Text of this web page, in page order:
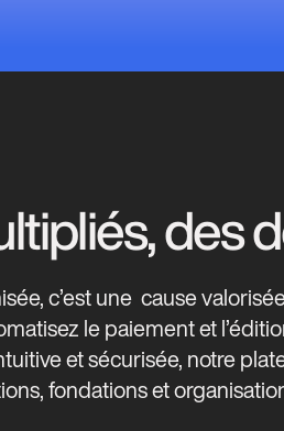
des
c’est une cause
le paiement et
et sécurisée, notre
fondations et